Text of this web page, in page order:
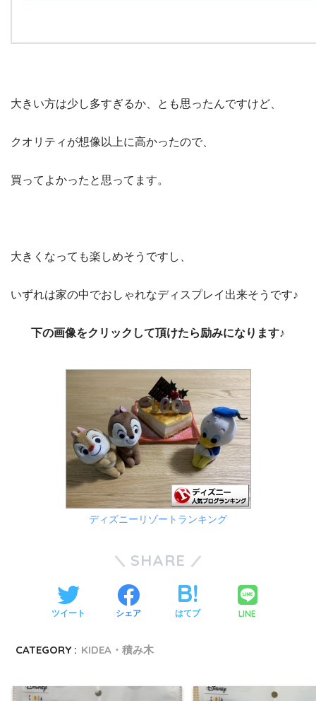
大きい方は少し多すぎるか、とも思ったんですけど、
クオリティが想像以上に高かったので、
買ってよかったと思ってます。
大きくなっても楽しめそうですし、
いずれは家の中でおしゃれなディスプレイ出来そうです♪
下の画像をクリックして頂けたら励みになります♪
ディズニーリゾートランキング
SHARE
ツイート シェア はてブ LINE
CATEGORY : KIDEA・積み木